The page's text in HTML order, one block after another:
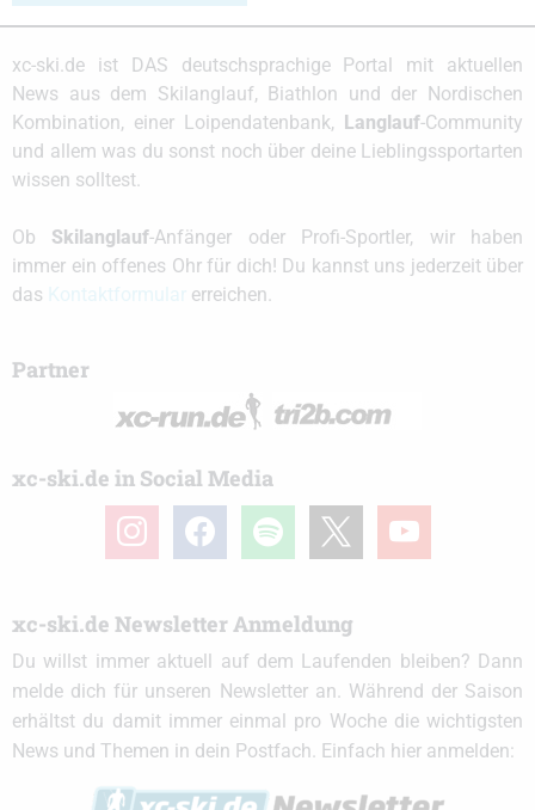
xc-ski.de ist DAS deutschsprachige Portal mit aktuellen
News aus dem Skilanglauf, Biathlon und der Nordischen
Kombination, einer Loipendatenbank,
Langlauf-Community
und allem was du sonst noch über deine Lieblingssportarten
wissen solltest.
Ob Skilanglauf-Anfänger oder Profi-Sportler, wir haben
immer ein offenes Ohr für dich! Du kannst uns jederzeit über
das
erreichen.
Partner
xc-ski.de in Social Media
instagramfacebook spotify youtube
xc-ski.de Newsletter Anmeldung
Du willst immer aktuell auf dem Laufenden bleiben? Dann
melde dich für unseren Newsletter an. Während der Saison
erhältst du damit immer einmal pro Woche die wichtigsten
News und Themen in dein Postfach. Einfach hier anmelden: